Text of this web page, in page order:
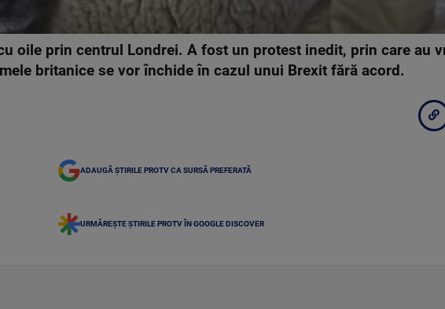
oile prin centrul Londrei. A fost un protest inedit, prin care au
britanice se vor închide în cazul unui Brexit fără acord.
ADAUGĂ ȘTIRILE PROTV CA SURSĂ PREFERATĂ
URMĂREȘTE ȘTIRILE PROTV ÎN GOOGLE DISCOVER